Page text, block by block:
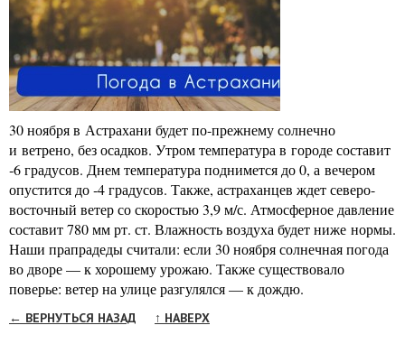
30 ноября в Астрахани будет по-прежнему солнечно
и ветрено, без осадков. Утром температура в городе составит
‑6 градусов. Днем температура поднимется до 0, а вечером
опустится до ‑4 градусов. Также, астраханцев ждет северо-
восточный ветер со скоростью 3,9 м/с. Атмосферное давление
составит 780 мм рт. ст. Влажность воздуха будет ниже нормы.
Наши прапрадеды считали: если 30 ноября солнечная погода
во дворе — к хорошему урожаю. Также существовало
поверье: ветер на улице разгулялся — к дождю.
← ВЕРНУТЬСЯ НАЗАД ↑ НАВЕРХ